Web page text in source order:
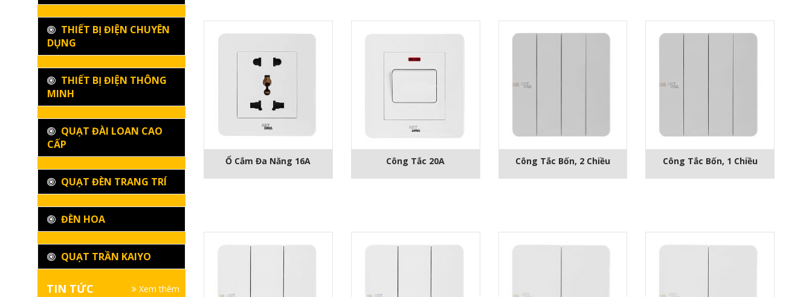
Ổ Cắm Đa Năng 16A Công Tắc 20A Công Tắc Bốn, 2 Chiều Công Tắc Bốn, 1 Chiều
THIẾT BỊ ĐIỆN CHUYÊN
DỤNG
THIẾT BỊ ĐIỆN THÔNG
MINH
QUẠT ĐÀI LOAN CAO
CẤP
QUẠT ĐÈN TRANG TRÍ
ĐÈN HOA
QUẠT TRẦN KAIYO
TIN TỨC Xem thêm